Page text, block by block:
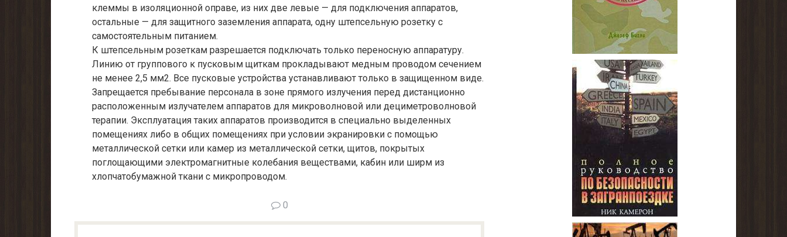
клеммы в изоляционной оправе, из них две левые — для подключения аппаратов,
остальные — для защитного заземления аппарата, одну штепсельную розетку с
самостоятельным питанием.
К штепсельным розеткам разрешается подключать только переносную аппаратуру.
Линию от группового к пусковым щиткам прокладывают медным проводом сечением
не менее 2,5 мм2. Все пусковые устройства устанавливают только в защищенном виде.
Запрещается пребывание персонала в зоне прямого излучения перед дистанционно
расположенным излучателем аппаратов для микроволновой или дециметроволновой
терапии. Эксплуатация таких аппаратов производится в специально выделенных
помещениях либо в общих помещениях при условии экранировки с помощью
металлической сетки или камер из металлической сетки, щитов, покрытых
поглощающими электромагнитные колебания веществами, кабин или ширм из
хлопчатобумажной ткани с микропроводом.
0